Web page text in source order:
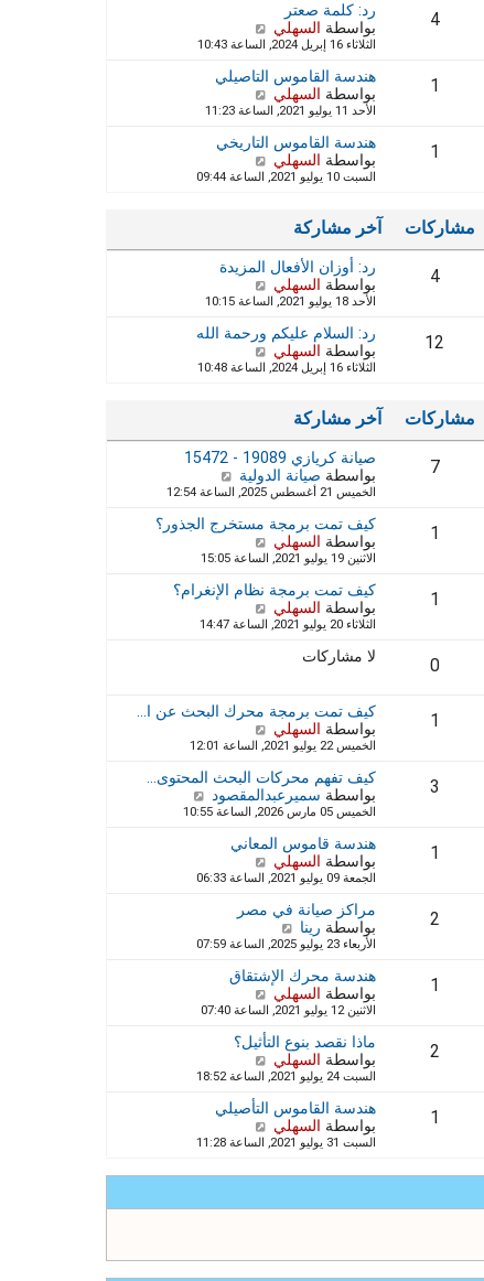
ة
خ
ر
ش
ر
ة
4
رد: كلمة صعتر
بواسطة السهلي
ا
ه
د
آ
خ
ر
م
ش
الثلاثاء 16 إبريل 2024, الساعة 10:43
1
هندسة القاموس التاصيلي
بواسطة السهلي
ا
ه
د
خ
ا
ر
ة
الأحد 11 يوليو 2021, الساعة 11:23
1
هندسة القاموس التاريخي
بواسطة السهلي
ا
خ
ر
ش
ر
ة
السبت 10 يوليو 2021, الساعة 09:44
مشاركات آخر مشاركة
4
رد: أوزان الأفعال المزيدة
بواسطة السهلي
ا
د
خ
ا
ر
ك
ة
الأحد 18 يوليو 2021, الساعة 10:15
12
رد: السلام عليكم ورحمة الله
بواسطة السهلي
ا
خ
ر
م
ش
ر
ة
الثلاثاء 16 إبريل 2024, الساعة 10:48
مشاركات آخر مشاركة
7
صيانة كريازي 19089 - 15472
بواسطة صيانة الدولية
ا
د
خ
ر
م
ش
الخميس 21 أغسطس 2025, الساعة 12:54
1
كيف تمت برمجة مستخرج الجذور؟
بواسطة السهلي
ا
ه
د
خ
ر
ك
ة
الاثنين 19 يوليو 2021, الساعة 15:05
1
كيف تمت برمجة نظام الإنغرام؟
بواسطة السهلي
ا
ر
ش
ا
ر
ك
الثلاثاء 20 يوليو 2021, الساعة 14:47
0 لا مشاركات
1
كيف تمت برمجة محرك البحث عن ا…
بواسطة السهلي
ا
ه
د
آ
خ
ر
ش
ر
ة
الخميس 22 يوليو 2021, الساعة 12:01
3
كيف تفهم محركات البحث المحتوى…
بواسطة سميرعبدالمقصود
ا
الخميس 05 مارس 2026, الساعة 10:55
1
هندسة قاموس المعاني
بواسطة السهلي
ا
د
خ
ر
ش
ر
ة
الجمعة 09 يوليو 2021, الساعة 06:33
2
مراكز صيانة في مصر
بواسطة رينا
ا
ه
د
آ
خ
ر
ش
ر
ك
ة
الأربعاء 23 يوليو 2025, الساعة 07:59
1
هندسة محرك الإشتقاق
بواسطة السهلي
ا
ه
د
خ
ر
ش
ر
ة
الاثنين 12 يوليو 2021, الساعة 07:40
2
ماذا نقصد بنوع التأثيل؟
بواسطة السهلي
ا
ه
د
خ
ك
ة
السبت 24 يوليو 2021, الساعة 18:52
1
هندسة القاموس التأصيلي
بواسطة السهلي
ا
د
السبت 31 يوليو 2021, الساعة 11:28